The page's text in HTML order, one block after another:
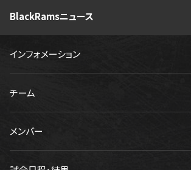
BlackRamsニュース
インフォメーション
チーム
メンバー